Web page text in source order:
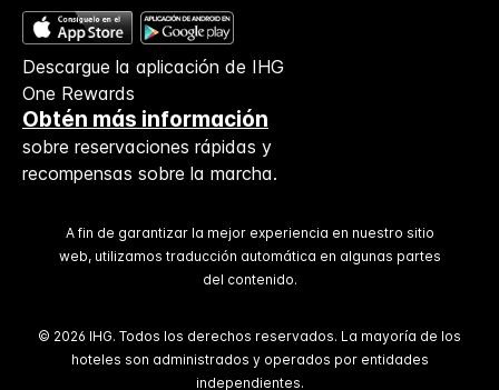
Descargue la aplicación de IHG
One Rewards
Obtén más información
sobre reservaciones rápidas y
recompensas sobre la marcha.
A fin de garantizar la mejor experiencia en nuestro sitio
web, utilizamos traducción automática en algunas partes
del contenido.
© 2026 IHG. Todos los derechos reservados. La mayoría de los
hoteles son administrados y operados por entidades
independientes.